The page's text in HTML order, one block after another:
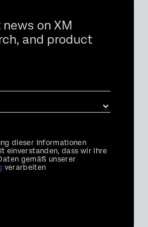
on XM
and product
dieser Informationen
einverstanden, dass wir Ihre
gemäß unserer
verarbeiten